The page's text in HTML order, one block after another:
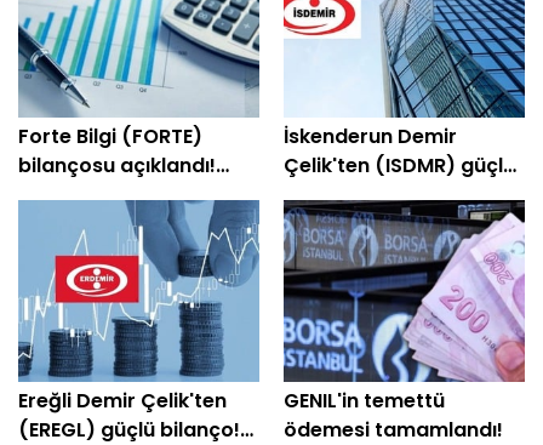
Forte Bilgi (FORTE)
bilançosu açıklandı!
Şirket yeniden kâra
İskenderun Demir
Çelik'ten (ISDMR) güçlü
bilanço! Net kâr yüzde
203 arttı
Ereğli Demir Çelik'ten
(EREGL) güçlü bilanço!
GENIL'in temettü
ödemesi tamamlandı!